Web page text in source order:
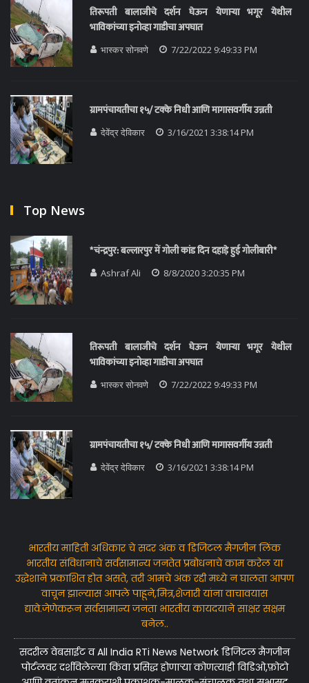
तिरूपती बालाजीचे दर्शन घेऊन येणाऱ्या भगूर येथील
भाविकांच्या इनोव्हा गाडीचा अपघात
भास्कर सोनवणे 7/22/2022 9:49:33 PM
ग्रामपंचायतीचा १५/ टक्के निधी आणि मागासवर्गीय उन्नती
देवेंद्र देविकार 3/16/2021 3:38:14 PM
Top News
*चंन्द्रपुर: बल्लारपुर में गोली कांड दिन दहाड़े हुई गोलीबारी*
Ashraf Ali 8/8/2020 3:20:35 PM
तिरूपती बालाजीचे दर्शन घेऊन येणाऱ्या भगूर येथील
भाविकांच्या इनोव्हा गाडीचा अपघात
भास्कर सोनवणे 7/22/2022 9:49:33 PM
ग्रामपंचायतीचा १५/ टक्के निधी आणि मागासवर्गीय उन्नती
देवेंद्र देविकार 3/16/2021 3:38:14 PM
भारतीय माहिती अधिकार चे सदर अंक व डिजिटल मैगजीन लिंक
भारतीय संविधानाचे सर्वसामान्य जनतेत प्रबोधनाचे काम करेल या
उद्धेशाने प्रकाशित होत असते, तरी आमचे अंक रद्दी मध्ये न घालता आपण
वाचून झाल्यास आपले पाहूने,मित्र,शेजारी यांना वाचावयास
द्यावे.जेणेकरून सर्वसामान्य जनता भारतीय कायदयाने साक्षर सक्षम
बनेल..
सदरील वेबसाईट व All India RTi News Network डिजिटल मैगजीन
पोर्टलवर दर्शविलेल्या किंवा प्रसिद्ध होणाऱ्या कोणत्याही विडिओ,फ़ोटो